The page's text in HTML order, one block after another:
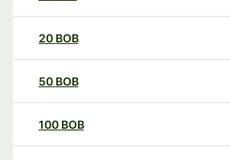
20 BOB
50 BOB
100 BOB